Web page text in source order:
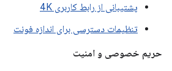
پشتیبانی از رابط کاربری 4K
تنظیمات دسترسی برای اندازه فونت
حریم خصوصی و امنیت